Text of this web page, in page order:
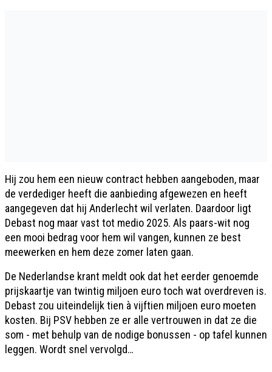
Hij zou hem een nieuw contract hebben aangeboden, maar
de verdediger heeft die aanbieding afgewezen en heeft
aangegeven dat hij Anderlecht wil verlaten. Daardoor ligt
Debast nog maar vast tot medio 2025. Als paars-wit nog
een mooi bedrag voor hem wil vangen, kunnen ze best
meewerken en hem deze zomer laten gaan.
De Nederlandse krant meldt ook dat het eerder genoemde
prijskaartje van twintig miljoen euro toch wat overdreven is.
Debast zou uiteindelijk tien à vijftien miljoen euro moeten
kosten. Bij PSV hebben ze er alle vertrouwen in dat ze die
som - met behulp van de nodige bonussen - op tafel kunnen
leggen. Wordt snel vervolgd…